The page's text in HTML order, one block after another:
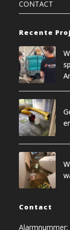
CONTACT
Recente
Contact
Alarmnummer: